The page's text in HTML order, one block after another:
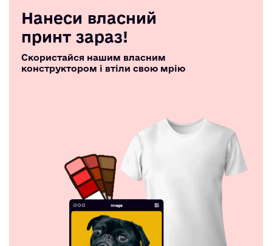
Нанеси власний
принт зараз!
Скористайся нашим власним
конструктором і втіли свою мрію